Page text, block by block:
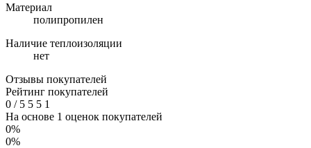
Материал
полипропилен
Наличие теплоизоляции
нет
Отзывы покупателей
Рейтинг покупателей
0 /5 5 5 1
На основе 1 оценок покупателей
0%
0%